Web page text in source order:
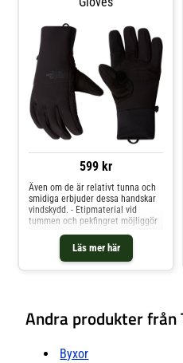
599 kr
Läs mer här
Även om de är relativt tunna och
smidiga erbjuder dessa handskar
vindskydd. - Etipmaterial vid
tummen och pekfingret möjliggör
borstad liner - Silikonprickar i
handflatan för grepp - Lätt lager
av Heatseeker Eco-isolering
Andra produkter från
Byxor